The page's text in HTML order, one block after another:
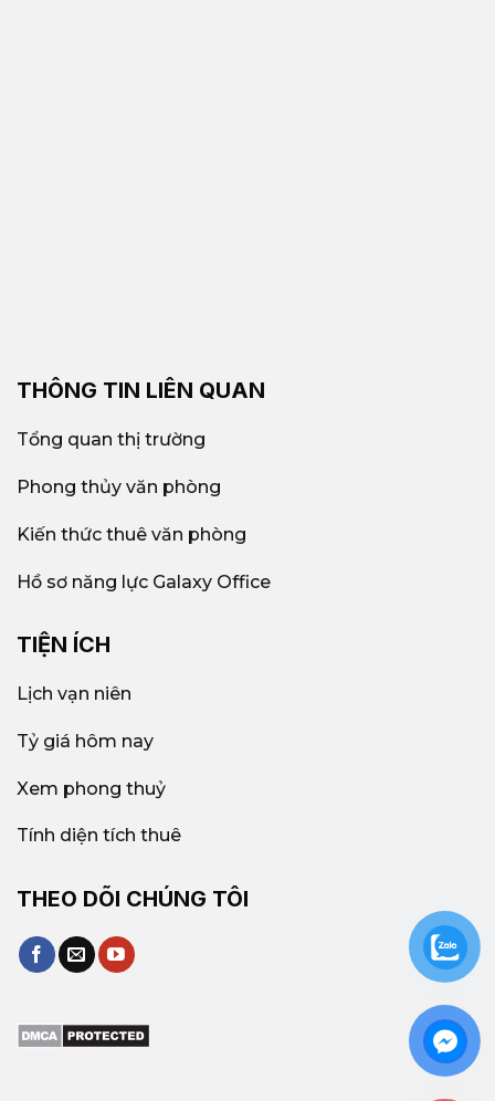
THÔNG TIN LIÊN QUAN
Tổng quan thị trường
Phong thủy văn phòng
Kiến thức thuê văn phòng
Hồ sơ năng lực Galaxy Office
TIỆN ÍCH
Lịch vạn niên
Tỷ giá hôm nay
Xem phong thuỷ
Tính diện tích thuê
THEO DÕI CHÚNG TÔI